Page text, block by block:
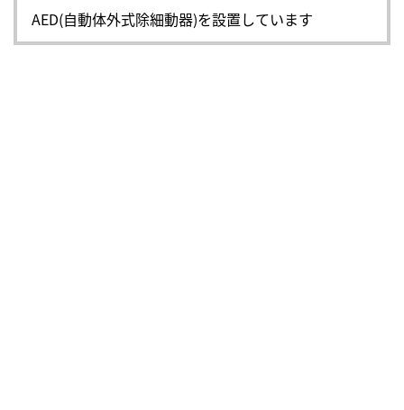
AED(自動体外式除細動器)を設置しています